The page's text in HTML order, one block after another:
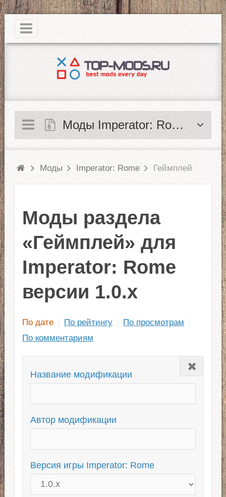
|
Моды Imperator: Rome
Моды Imperator: Rome Геймплей
Моды раздела
«Геймплей» для
Imperator: Rome
версии 1.0.x
По дате По рейтингу
По просмотрам
По комментариям
Закрыть
Название модификации
Автор модификации
Версия игры Imperator: Rome